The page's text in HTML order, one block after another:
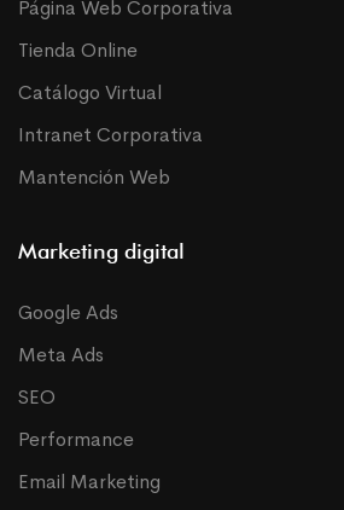
Página Web Corporativa
Tienda Online
Catálogo Virtual
Intranet Corporativa
Mantención Web
Marketing digital
Google Ads
Meta Ads
SEO
Performance
Email Marketing